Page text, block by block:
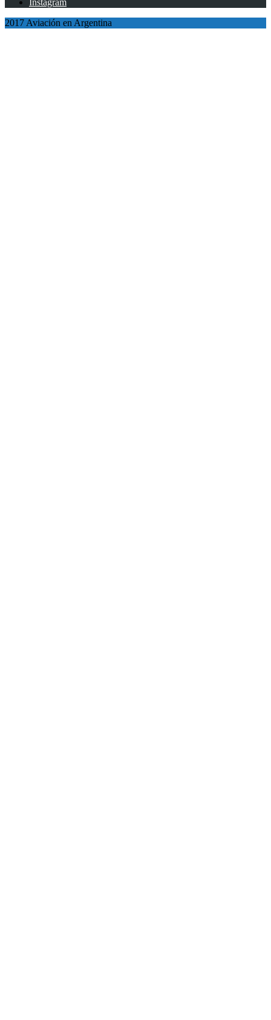
Instagram
2017 Aviación en Argentina